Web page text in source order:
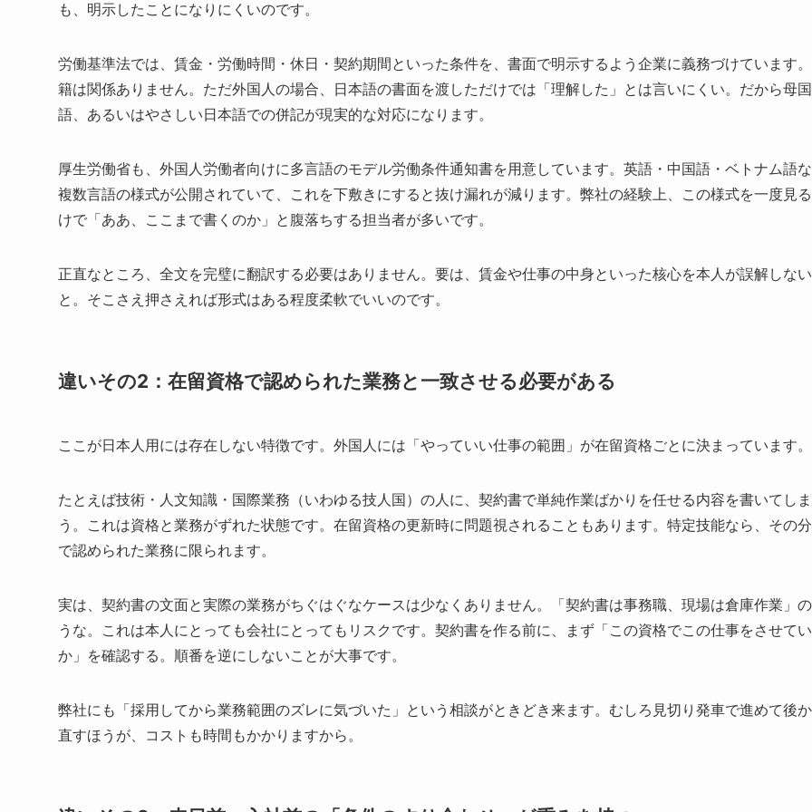
も、明示したことになりにくいのです。
労働基準法では、賃金・労働時間・休日・契約期間といった条件を、書面で明示するよう企業に義務づけています
籍は関係ありません。ただ外国人の場合、日本語の書面を渡しただけでは「理解した」とは言いにくい。だから母国
語、あるいはやさしい日本語での併記が現実的な対応になります。
厚生労働省も、外国人労働者向けに多言語のモデル労働条件通知書を用意しています。英語・中国語・ベトナム語
複数言語の様式が公開されていて、これを下敷きにすると抜け漏れが減ります。弊社の経験上、この様式を一度見
けで「ああ、ここまで書くのか」と腹落ちする担当者が多いです。
正直なところ、全文を完璧に翻訳する必要はありません。要は、賃金や仕事の中身といった核心を本人が誤解しない
と。そこさえ押さえれば形式はある程度柔軟でいいのです。
違いその2：在留資格で認められた業務と一致させる必要がある
ここが日本人用には存在しない特徴です。外国人には「やっていい仕事の範囲」が在留資格ごとに決まっています。
たとえば技術・人文知識・国際業務（いわゆる技人国）の人に、契約書で単純作業ばかりを任せる内容を書いてしま
う。これは資格と業務がずれた状態です。在留資格の更新時に問題視されることもあります。特定技能なら、その
で認められた業務に限られます。
実は、契約書の文面と実際の業務がちぐはぐなケースは少なくありません。「契約書は事務職、現場は倉庫作業」
うな。これは本人にとっても会社にとってもリスクです。契約書を作る前に、まず「この資格でこの仕事をさせて
か」を確認する。順番を逆にしないことが大事です。
弊社にも「採用してから業務範囲のズレに気づいた」という相談がときどき来ます。むしろ見切り発車で進めて後
直すほうが、コストも時間もかかりますから。